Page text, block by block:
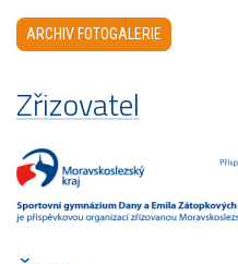
ARCHIV FOTOGALERIE
Zřizovatel